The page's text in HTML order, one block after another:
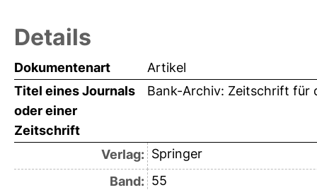
Details
Dokumentenart
Artikel
Titel eines Journals
oder einer
Zeitschrift
Bank-Archiv: Zeitschrift für
Verlag: Springer
Band: 55